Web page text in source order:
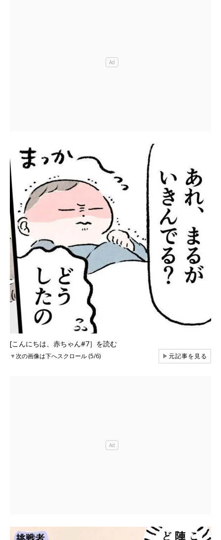
[こんにちは、赤ちゃん#7］を読む
▼次の画像は下へスクロール (5/6) ▶元記事を見る